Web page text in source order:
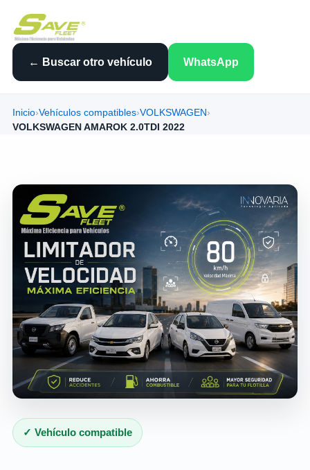
← Buscar otro vehículo WhatsApp
Inicio›Vehículos compatibles›VOLKSWAGEN ›
VOLKSWAGEN AMAROK 2.0TDI 2022
✓ Vehículo compatible